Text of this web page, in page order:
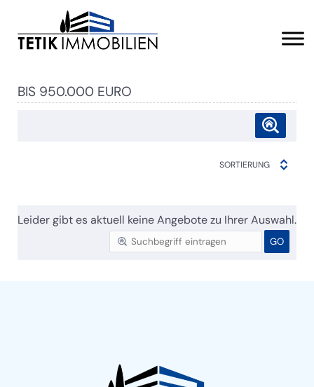
BIS 950.000 EURO
SORTIERUNG
Leider gibt es aktuell keine Angebote zu Ihrer Auswahl.